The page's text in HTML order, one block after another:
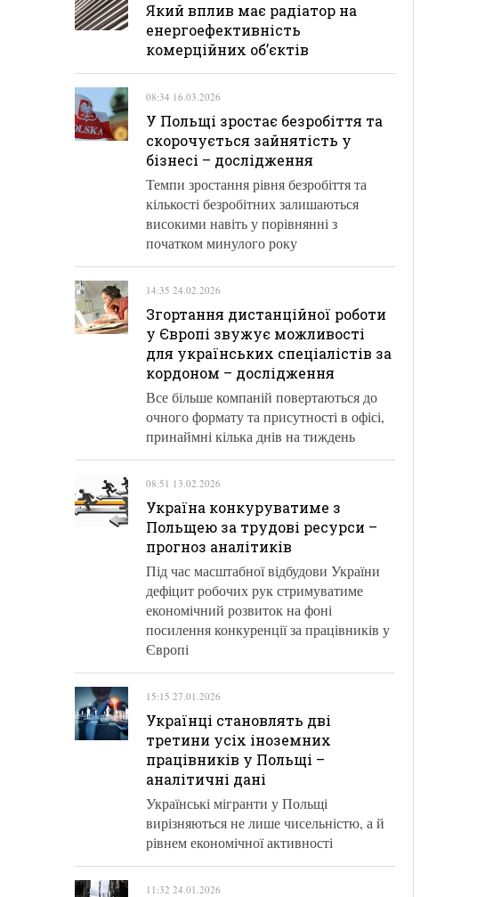
Який вплив має радіатор на
енергоефективність
комерційних об’єктів
08:34 16.03.2026
У Польщі зростає безробіття та
скорочується зайнятість у
бізнесі – дослідження
Темпи зростання рівня безробіття та
кількості безробітних залишаються
високими навіть у порівнянні з
початком минулого року
14:35 24.02.2026
Згортання дистанційної роботи
у Європі звужує можливості
для українських спеціалістів за
кордоном – дослідження
Все більше компаній повертаються до
очного формату та присутності в офісі,
принаймні кілька днів на тиждень
08:51 13.02.2026
Україна конкуруватиме з
Польщею за трудові ресурси –
прогноз аналітиків
Під час масштабної відбудови України
дефіцит робочих рук стримуватиме
економічний розвиток на фоні
посилення конкуренції за працівників у
Європі
15:15 27.01.2026
Українці становлять дві
третини усіх іноземних
працівників у Польщі –
аналітичні дані
Українські мігранти у Польщі
вирізняються не лише чисельністю, а й
рівнем економічної активності
11:32 24.01.2026